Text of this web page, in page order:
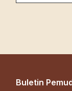
Buletin